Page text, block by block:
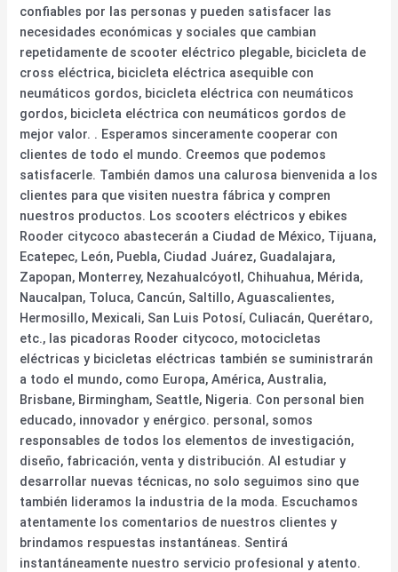
confiables por las personas y pueden satisfacer las
necesidades económicas y sociales que cambian
repetidamente de scooter eléctrico plegable, bicicleta de
cross eléctrica, bicicleta eléctrica asequible con
neumáticos gordos, bicicleta eléctrica con neumáticos
gordos, bicicleta eléctrica con neumáticos gordos de
mejor valor. . Esperamos sinceramente cooperar con
clientes de todo el mundo. Creemos que podemos
satisfacerle. También damos una calurosa bienvenida a los
clientes para que visiten nuestra fábrica y compren
nuestros productos. Los scooters eléctricos y ebikes
Rooder citycoco abastecerán a Ciudad de México, Tijuana,
Ecatepec, León, Puebla, Ciudad Juárez, Guadalajara,
Zapopan, Monterrey, Nezahualcóyotl, Chihuahua, Mérida,
Naucalpan, Toluca, Cancún, Saltillo, Aguascalientes,
Hermosillo, Mexicali, San Luis Potosí, Culiacán, Querétaro,
etc., las picadoras Rooder citycoco, motocicletas
eléctricas y bicicletas eléctricas también se suministrarán
a todo el mundo, como Europa, América, Australia,
Brisbane, Birmingham, Seattle, Nigeria. Con personal bien
educado, innovador y enérgico. personal, somos
responsables de todos los elementos de investigación,
diseño, fabricación, venta y distribución. Al estudiar y
desarrollar nuevas técnicas, no solo seguimos sino que
también lideramos la industria de la moda. Escuchamos
atentamente los comentarios de nuestros clientes y
brindamos respuestas instantáneas. Sentirá
instantáneamente nuestro servicio profesional y atento.